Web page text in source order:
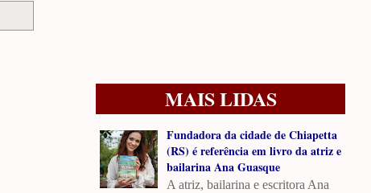
MAIS LIDAS
Fundadora da cidade de Chiapetta
(RS) é referência em livro da atriz e
bailarina Ana Guasque
A atriz, bailarina e escritora Ana